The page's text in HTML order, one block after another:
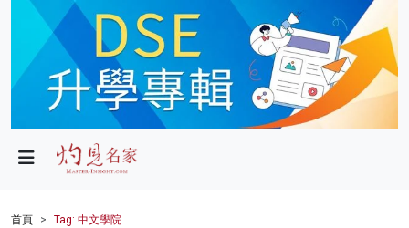
政局
財經
首頁 Tag: 中文學院